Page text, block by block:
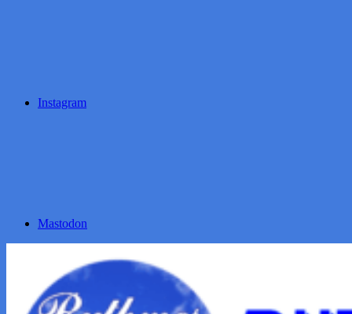
Instagram
Mastodon